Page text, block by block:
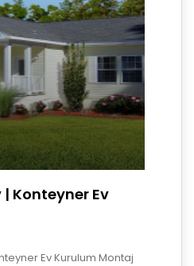
Konteyner Ev
Ev Kurulum Montaj